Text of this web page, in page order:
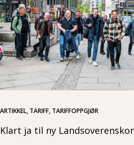
ARTIKKEL, TARIFF, TARIFFOPPGJØR
Klart ja til ny